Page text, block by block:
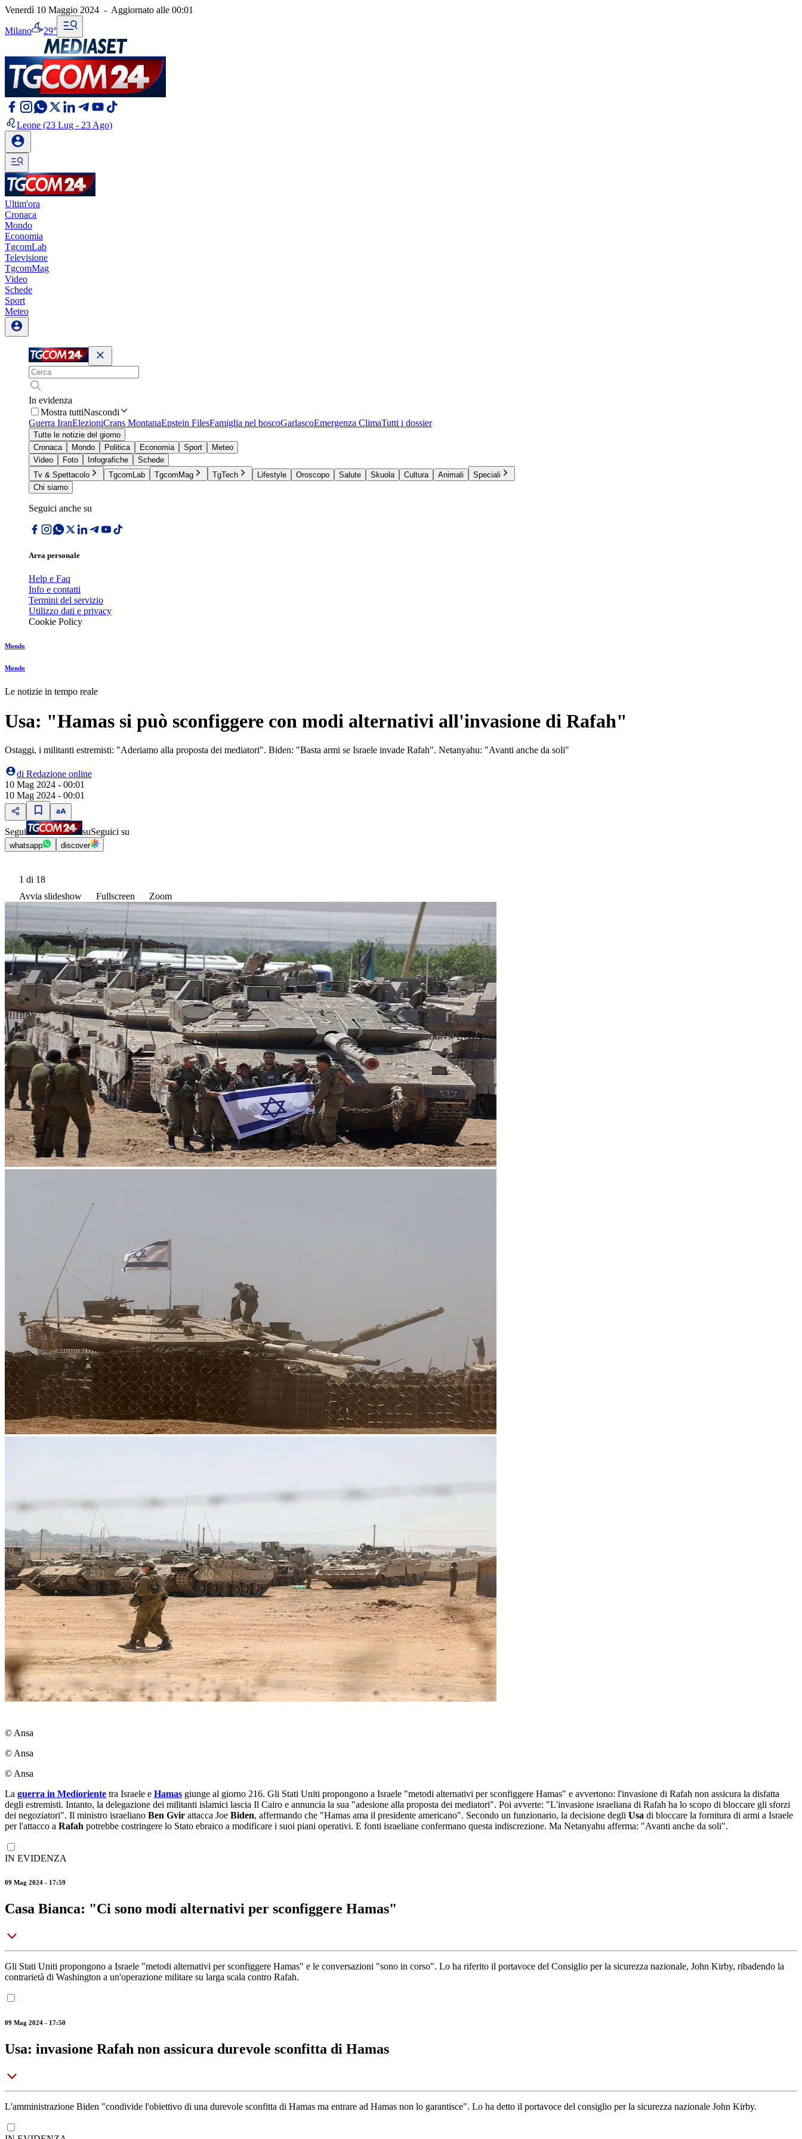
Venerdì 10 Maggio 2024 - Aggiornato alle 00:01
Milano 29°
Leone (23 Lug - 23 Ago)
Ultim'ora
Cronaca
Mondo
Economia
TgcomLab
Televisione
TgcomMag
Video
Schede
Sport
Meteo
In evidenza
Mostra tuttiNascondi
Guerra IranElezioniCrans MontanaEpstein FilesFamiglia nel boscoGarlascoEmergenza ClimaTutti i dossier
Tutte le notizie del giorno
Cronaca
Mondo Politica Economia Sport
Meteo
Video
Foto Infografiche
Schede
Tv & Spettacolo
TgcomLab TgcomMag TgTech Lifestyle Oroscopo Salute Skuola Cultura Animali
Speciali
Chi siamo
Seguici anche su
Area personale
Help e Faq
Info e contatti
Termini del servizio
Utilizzo dati e privacy
Cookie Policy
Mondo
Mondo
Le notizie in tempo reale
Usa: "Hamas si può sconfiggere con modi alternativi all'invasione di Rafah"
Ostaggi, i militanti estremisti: "Aderiamo alla proposta dei mediatori". Biden: "Basta armi se Israele invade Rafah". Netanyahu: "Avanti anche da soli"
di Redazione online
10 Mag 2024 - 00:01
10 Mag 2024 - 00:01
Segui suSeguici su
whatsapp discover
1 di 18
Avvia slideshow
Fullscreen Zoom
© Ansa
© Ansa
© Ansa
La guerra in Medioriente tra Israele e Hamas giunge al giorno 216. Gli Stati Uniti propongono a Israele "metodi alternativi per sconfiggere Hamas" e avvertono: l'invasione di Rafah non assicura la disfatta
degli estremisti. Intanto, la delegazione dei militanti islamici lascia Il Cairo e annuncia la sua "adesione alla proposta dei mediatori". Poi avverte: "L'invasione israeliana di Rafah ha lo scopo di bloccare gli sforzi
dei negoziatori". Il ministro israeliano Ben Gvir attacca Joe Biden, affermando che "Hamas ama il presidente americano". Secondo un funzionario, la decisione degli Usa di bloccare la fornitura di armi a Israele
per l'attacco a Rafah potrebbe costringere lo Stato ebraico a modificare i suoi piani operativi. E fonti israeliane confermano questa indiscrezione. Ma Netanyahu afferma: "Avanti anche da soli".
IN EVIDENZA
09 Mag 2024 - 17:59
Casa Bianca: "Ci sono modi alternativi per sconfiggere Hamas"
Gli Stati Uniti propongono a Israele "metodi alternativi per sconfiggere Hamas" e le conversazioni "sono in corso". Lo ha riferito il portavoce del Consiglio per la sicurezza nazionale, John Kirby, ribadendo la
contrarietà di Washington a un'operazione militare su larga scala contro Rafah.
09 Mag 2024 - 17:50
Usa: invasione Rafah non assicura durevole sconfitta di Hamas
L'amministrazione Biden "condivide l'obiettivo di una durevole sconfitta di Hamas ma entrare ad Hamas non lo garantisce". Lo ha detto il portavoce del consiglio per la sicurezza nazionale John Kirby.